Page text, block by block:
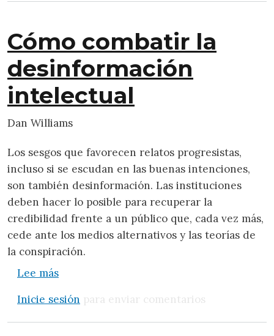
Cómo combatir la
desinformación
intelectual
Dan Williams
Los sesgos que favorecen relatos progresistas,
incluso si se escudan en las buenas intenciones,
son también desinformación. Las instituciones
deben hacer lo posible para recuperar la
credibilidad frente a un público que, cada vez más,
cede ante los medios alternativos y las teorías de
la conspiración.
Lee mássobre Cómo combatir la desinformación
Inicie sesión para enviar comentarios